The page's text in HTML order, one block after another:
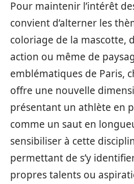
Pour maintenir l’intérêt
convient d’alterner les
coloriage de la mascotte,
action ou même de
emblématiques de Paris,
offre une nouvelle
présentant un athlète en
comme un saut en
sensibiliser à cette
permettant de s’y
propres talents ou